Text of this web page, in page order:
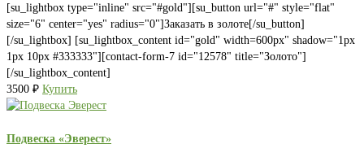
[su_lightbox type="inline" src="#gold"][su_button url="#" style="flat"
size="6" center="yes" radius="0"]Заказать в золоте[/su_button]
[/su_lightbox] [su_lightbox_content id="gold" width=600px" shadow="1px
1px 10px #333333"][contact-form-7 id="12578" title="Золото"]
[/su_lightbox_content]
3500 ₽ Купить
Подвеска «Эверест»